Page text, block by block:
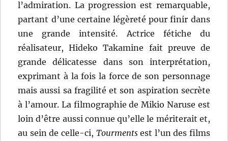
l’admiration. La progression est remarquable,
partant d’une certaine légèreté pour finir dans
une grande intensité. Actrice fétiche du
réalisateur, Hideko Takamine fait preuve de
grande délicatesse dans son interprétation,
exprimant à la fois la force de son personnage
mais aussi sa fragilité et son aspiration secrète
à l’amour. La filmographie de Mikio Naruse est
loin d’être aussi connue qu’elle le mériterait et,
au sein de celle-ci, Tourmentsest l’un des films